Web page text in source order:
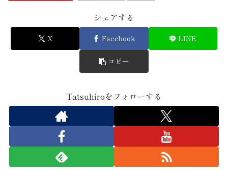
シェアする
X Facebook LINE
コピー
Tatsuhiroをフォローする